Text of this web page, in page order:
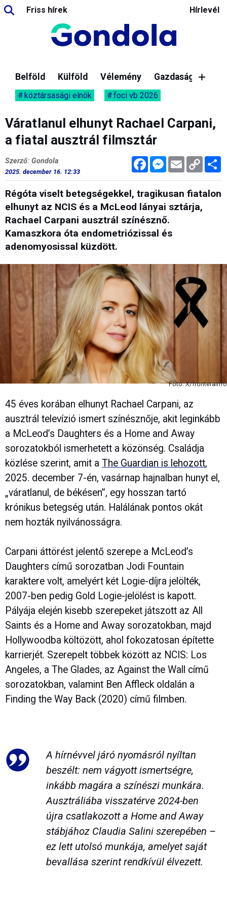
Friss hírek Hírlevél
Belföld Külföld Vélemény Gazdaság
köztársasági elnök foci vb 2026
Váratlanul elhunyt Rachael Carpani,
a fiatal ausztrál filmsztár
FacebookMessenger
Email Copy
Link
Szerző: Gondola
2025. december 16. 12:33
Régóta viselt betegségekkel, tragikusan fiatalon
elhunyt az NCIS és a McLeod lányai sztárja,
Rachael Carpani ausztrál színésznő.
Kamaszkora óta endometriózissal és
adenomyosissal küzdött.
Fotó: X/fronterainfo
45 éves korában elhunyt Rachael Carpani, az
ausztrál televízió ismert színésznője, akit leginkább
a McLeod’s Daughters és a Home and Away
sorozatokból ismerhetett a közönség. Családja
közlése szerint, amit a The Guardian is lehozott,
2025. december 7-én, vasárnap hajnalban hunyt el,
„váratlanul, de békésen”, egy hosszan tartó
krónikus betegség után. Halálának pontos okát
nem hozták nyilvánosságra.
Carpani áttörést jelentő szerepe a McLeod’s
Daughters című sorozatban Jodi Fountain
karaktere volt, amelyért két Logie-díjra jelölték,
2007-ben pedig Gold Logie-jelölést is kapott.
Pályája elején kisebb szerepeket játszott az All
Saints és a Home and Away sorozatokban, majd
Hollywoodba költözött, ahol fokozatosan építette
karrierjét. Szerepelt többek között az NCIS: Los
Angeles, a The Glades, az Against the Wall című
sorozatokban, valamint Ben Affleck oldalán a
Finding the Way Back (2020) című filmben.
A hírnévvel járó nyomásról nyíltan
beszélt: nem vágyott ismertségre,
inkább magára a színészi munkára.
Ausztráliába visszatérve 2024-ben
újra csatlakozott a Home and Away
stábjához Claudia Salini szerepében –
ez lett utolsó munkája, amelyet saját
bevallása szerint rendkívül élvezett.